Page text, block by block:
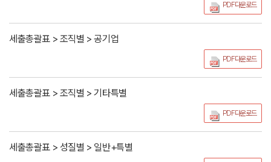
PDF다운로드
세출총괄표 > 조직별 > 공기업
PDF다운로드
세출총괄표 > 조직별 > 기타특별
PDF다운로드
세출총괄표 > 성질별 > 일반+특별